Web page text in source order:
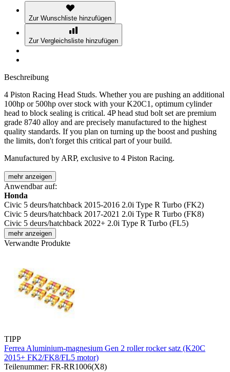
Zur Wunschliste hinzufügen
Zur Vergleichsliste hinzufügen
Beschreibung
4 Piston Racing Head Studs. Whether you are pushing an additional
100hp or 500hp over stock with your K20C1, optimum cylinder
head to block sealing is critical. 4P head stud bolt set are premium
grade 8740 alloy and are precisely manufactured to the highest
quality standards. If you plan on turning up the boost and pushing
the limits, don't forget this critical part of your build.
Manufactured by ARP, exclusive to 4 Piston Racing.
mehr anzeigen
Anwendbar auf:
Honda
Civic 5 deurs/hatchback 2015-2016 2.0i Type R Turbo (FK2)
Civic 5 deurs/hatchback 2017-2021 2.0i Type R Turbo (FK8)
Civic 5 deurs/hatchback 2022+ 2.0i Type R Turbo (FL5)
mehr anzeigen
Verwandte Produkte
TIPP
Ferrea Aluminium-magnesium Gen 2 roller rocker satz (K20C
2015+ FK2/FK8/FL5 motor)
Teilenummer: FR-RR1006(X8)